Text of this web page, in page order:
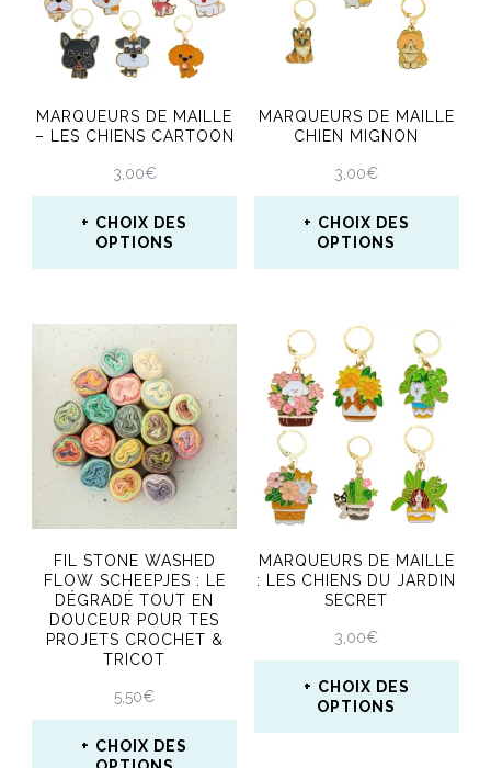
Les
options
être
choisies
sur
la
page
produit
options
être
choisies
sur
la
page
produit
MARQUEURS DE MAILLE
– LES CHIENS CARTOON
3,00€
CHOIX DES
OPTIONS
produit
a
plusieurs
variations.
Les
options
être
choisies
sur
page
du
MARQUEURS DE MAILLE
CHIEN MIGNON
3,00€
CHOIX DES
OPTIONS
produit
a
plusieurs
variations.
Les
options
être
choisies
sur
la
page
FIL STONE WASHED
FLOW SCHEEPJES : LE
DÉGRADÉ TOUT EN
DOUCEUR POUR TES
PROJETS CROCHET &
TRICOT
5,50€
CHOIX DES
MARQUEURS DE MAILLE
: LES CHIENS DU JARDIN
SECRET
3,00€
CHOIX DES
OPTIONS